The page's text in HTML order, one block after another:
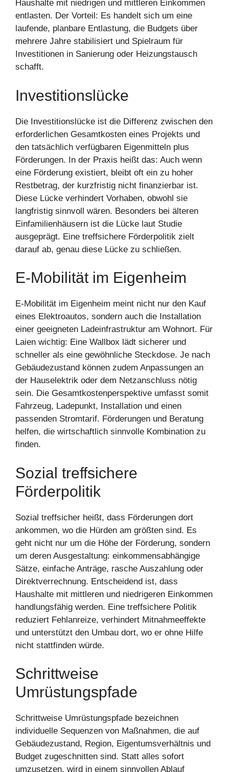
Haushalte mit niedrigen und mittleren Einkommen
entlasten. Der Vorteil: Es handelt sich um eine
laufende, planbare Entlastung, die Budgets über
mehrere Jahre stabilisiert und Spielraum für
Investitionen in Sanierung oder Heizungstausch
schafft.
Investitionslücke
Die Investitionslücke ist die Differenz zwischen den
erforderlichen Gesamtkosten eines Projekts und
den tatsächlich verfügbaren Eigenmitteln plus
Förderungen. In der Praxis heißt das: Auch wenn
eine Förderung existiert, bleibt oft ein zu hoher
Restbetrag, der kurzfristig nicht finanzierbar ist.
Diese Lücke verhindert Vorhaben, obwohl sie
langfristig sinnvoll wären. Besonders bei älteren
Einfamilienhäusern ist die Lücke laut Studie
ausgeprägt. Eine treffsichere Förderpolitik zielt
darauf ab, genau diese Lücke zu schließen.
E-Mobilität im Eigenheim
E-Mobilität im Eigenheim meint nicht nur den Kauf
eines Elektroautos, sondern auch die Installation
einer geeigneten Ladeinfrastruktur am Wohnort. Für
Laien wichtig: Eine Wallbox lädt sicherer und
schneller als eine gewöhnliche Steckdose. Je nach
Gebäudezustand können zudem Anpassungen an
der Hauselektrik oder dem Netzanschluss nötig
sein. Die Gesamtkostenperspektive umfasst somit
Fahrzeug, Ladepunkt, Installation und einen
passenden Stromtarif. Förderungen und Beratung
helfen, die wirtschaftlich sinnvolle Kombination zu
finden.
Sozial treffsichere
Förderpolitik
Sozial treffsicher heißt, dass Förderungen dort
ankommen, wo die Hürden am größten sind. Es
geht nicht nur um die Höhe der Förderung, sondern
um deren Ausgestaltung: einkommensabhängige
Sätze, einfache Anträge, rasche Auszahlung oder
Direktverrechnung. Entscheidend ist, dass
Haushalte mit mittleren und niedrigeren Einkommen
handlungsfähig werden. Eine treffsichere Politik
reduziert Fehlanreize, verhindert Mitnahmeeffekte
und unterstützt den Umbau dort, wo er ohne Hilfe
nicht stattfinden würde.
Schrittweise
Umrüstungspfade
Schrittweise Umrüstungspfade bezeichnen
individuelle Sequenzen von Maßnahmen, die auf
Gebäudezustand, Region, Eigentumsverhältnis und
Budget zugeschnitten sind. Statt alles sofort
umzusetzen, wird in einem sinnvollen Ablauf